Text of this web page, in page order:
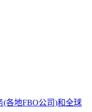
(各地FBO公司)和全球